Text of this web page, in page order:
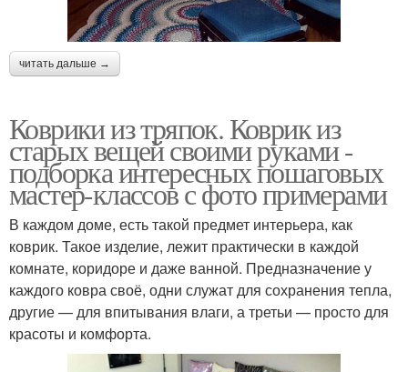
читать дальше →
Коврики из тряпок. Коврик из
старых вещей своими руками -
подборка интересных пошаговых
мастер-классов с фото примерами
В каждом доме, есть такой предмет интерьера, как
коврик. Такое изделие, лежит практически в каждой
комнате, коридоре и даже ванной. Предназначение у
каждого ковра своё, одни служат для сохранения тепла,
другие — для впитывания влаги, а третьи — просто для
красоты и комфорта.